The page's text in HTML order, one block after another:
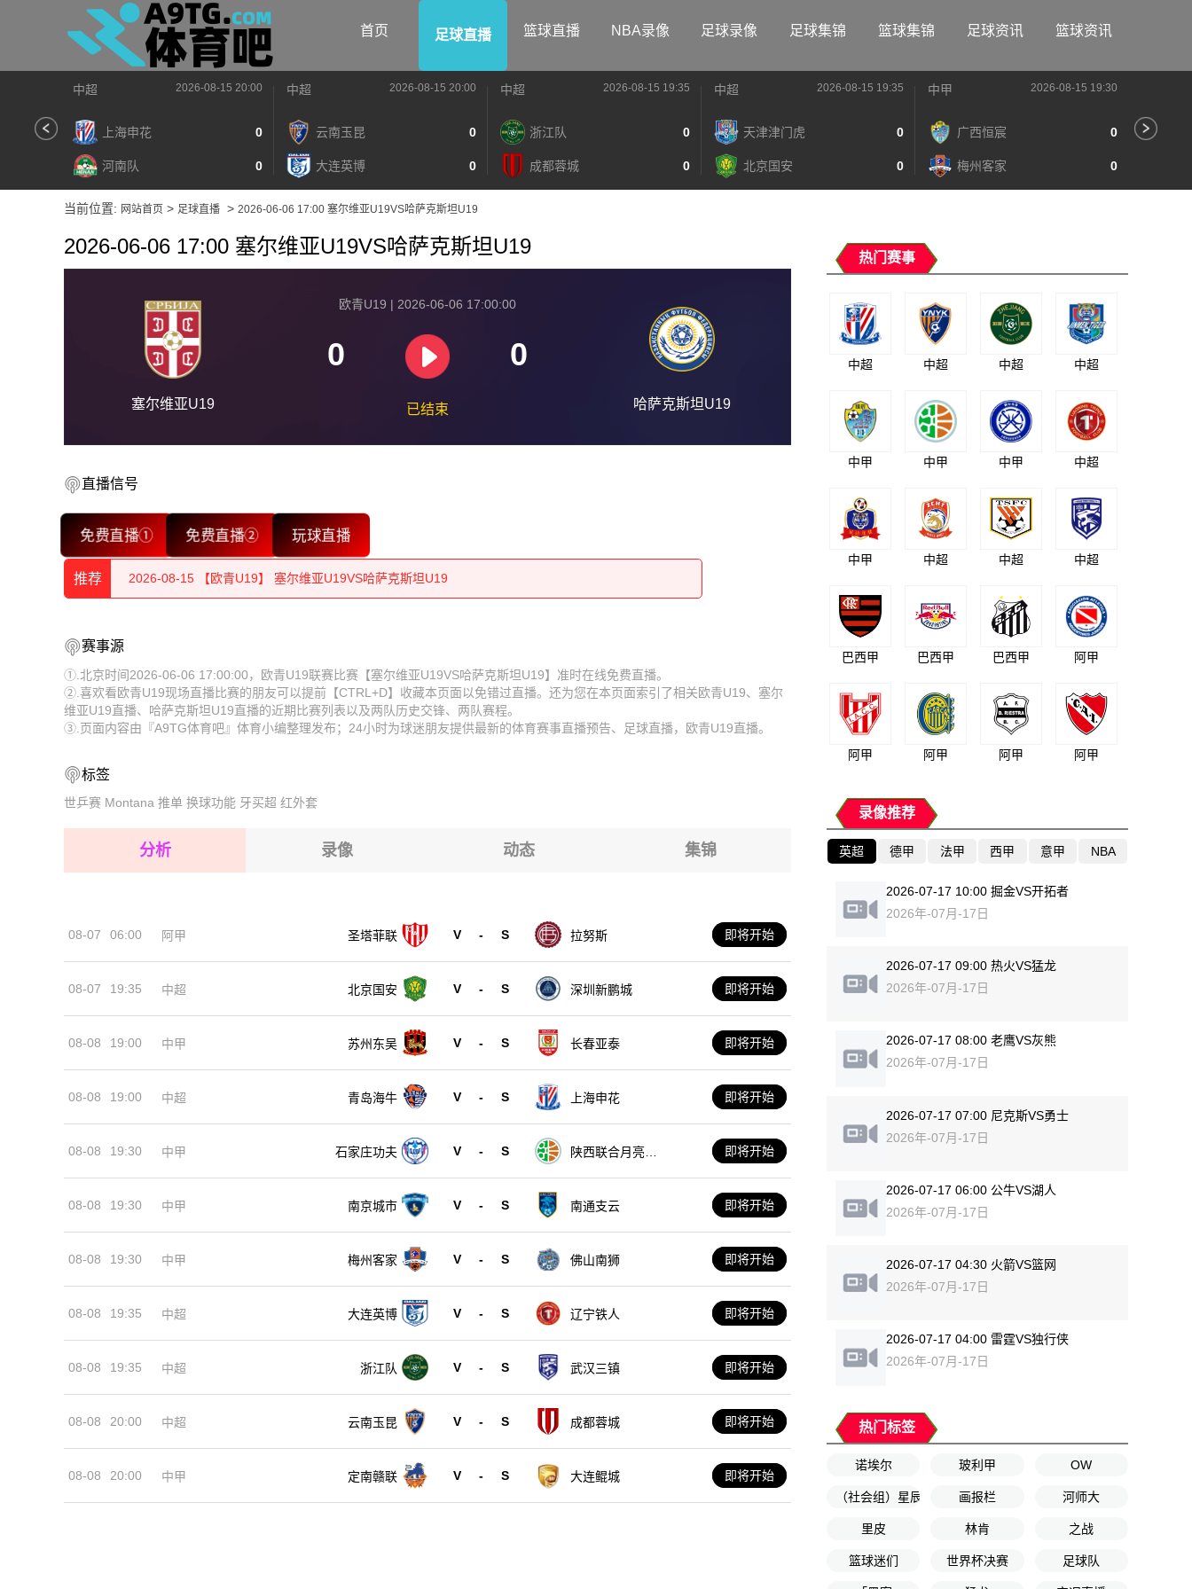
首页 足球直播 篮球直播 NBA录像 足球录像 足球集锦 篮球集锦 足球资讯 篮球资讯
中超 2026-08-15 20:00
上海申花 0
河南队 0
中超 2026-08-15 20:00
云南玉昆 0
大连英博 0
中超 2026-08-15 19:35
浙江队 0
成都蓉城 0
中超 2026-08-15 19:35
天津津门虎 0
北京国安 0
中甲 2026-08-15 19:30
广西恒宸 0
梅州客家 0
当前位置: 网站首页 > 足球直播 > 2026-06-06 17:00 塞尔维亚U19VS哈萨克斯坦U19
2026-06-06 17:00 塞尔维亚U19VS哈萨克斯坦U19
塞尔维亚U19
欧青U19 | 2026-06-06 17:00:00
0 0
已结束 哈萨克斯坦U19
直播信号
免费直播① 免费直播② 玩球直播
推荐
2026-08-15 【欧青U19】 塞尔维亚U19VS哈萨克斯坦U19
2026-08-15 【欧青U19】 塞尔维亚U19VS哈萨克斯坦U19
2026-08-15 【欧青U19】 塞尔维亚U19VS哈萨克斯坦U19
2026-08-15 【欧青U19】 塞尔维亚U19VS哈萨克斯坦U19
2026-08-15 【欧青U19】 塞尔维亚U19VS哈萨克斯坦U19
2026-08-14 【欧青U19】 塞尔维亚U19VS哈萨克斯坦U19
2026-08-15 【欧青U19】 塞尔维亚U19VS哈萨克斯坦U19
2026-08-15 【欧青U19】 塞尔维亚U19VS哈萨克斯坦U19
2026-08-15 【欧青U19】 塞尔维亚U19VS哈萨克斯坦U19
2026-08-15 【欧青U19】 塞尔维亚U19VS哈萨克斯坦U19
2026-08-15 【欧青U19】 塞尔维亚U19VS哈萨克斯坦U19
2026-08-14 【欧青U19】 塞尔维亚U19VS哈萨克斯坦U19
赛事源
①.北京时间2026-06-06 17:00:00，欧青U19联赛比赛【塞尔维亚U19VS哈萨克斯坦U19】准时在线免费直播。
②.喜欢看欧青U19现场直播比赛的朋友可以提前【CTRL+D】收藏本页面以免错过直播。还为您在本页面索引了相关欧青U19、塞尔
维亚U19直播、哈萨克斯坦U19直播的近期比赛列表以及两队历史交锋、两队赛程。
③.页面内容由『A9TG体育吧』体育小编整理发布；24小时为球迷朋友提供最新的体育赛事直播预告、足球直播，欧青U19直播。
标签
世乒赛 Montana 推单 换球功能 牙买超 红外套
分析 录像 动态 集锦
08-07 06:00 阿甲 圣塔菲联 V - S 拉努斯 即将开始
08-07 19:35 中超 北京国安 V - S 深圳新鹏城 即将开始
08-08 19:00 中甲 苏州东吴 V - S 长春亚泰 即将开始
08-08 19:00 中超 青岛海牛 V - S 上海申花 即将开始
08-08 19:30 中甲 石家庄功夫 V - S
陕西联合月亮泊
即将开始
08-08 19:30 中甲 南京城市 V - S 南通支云 即将开始
08-08 19:30 中甲 梅州客家 V - S 佛山南狮 即将开始
08-08 19:35 中超 大连英博 V - S 辽宁铁人 即将开始
08-08 19:35 中超 浙江队 V - S 武汉三镇 即将开始
08-08 20:00 中超 云南玉昆 V - S 成都蓉城 即将开始
08-08 20:00 中甲 定南赣联 V - S 大连鲲城 即将开始
热门赛事
中超 中超 中超 中超
中甲 中甲 中甲 中超
中甲 中超 中超 中超
巴西甲 巴西甲 巴西甲 阿甲
阿甲 阿甲 阿甲 阿甲
录像推荐
英超 德甲 法甲 西甲 意甲 NBA
2026-07-17 10:00 掘金VS开拓者
2026年-07月-17日
2026-07-17 09:00 热火VS猛龙
2026年-07月-17日
2026-07-17 08:00 老鹰VS灰熊
2026年-07月-17日
2026-07-17 07:00 尼克斯VS勇士
2026年-07月-17日
2026-07-17 06:00 公牛VS湖人
2026年-07月-17日
2026-07-17 04:30 火箭VS篮网
2026年-07月-17日
2026-07-17 04:00 雷霆VS独行侠
2026年-07月-17日
热门标签
诺埃尔 玻利甲 OW
（社会组）星辰 画报栏 河师大
里皮 林肯 之战
篮球迷们 世界杯决赛 足球队